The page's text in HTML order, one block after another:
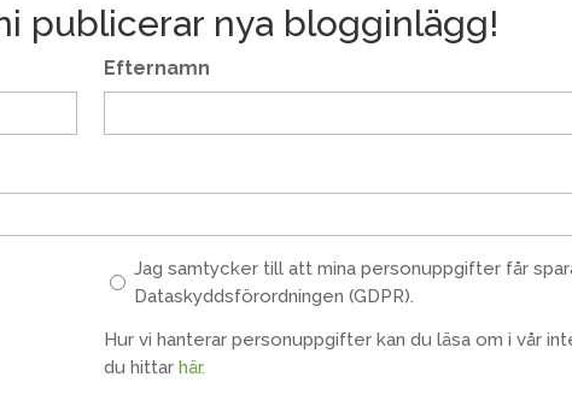
publicerar nya blogginlägg!
Efternamn
Obligatoriska
uppgifter(Obligatoriskt)
Jag samtycker till att mina personuppgifter får
Dataskyddsförordningen (GDPR).
Hur vi hanterar personuppgifter kan du läsa om i vår
du hittar här.